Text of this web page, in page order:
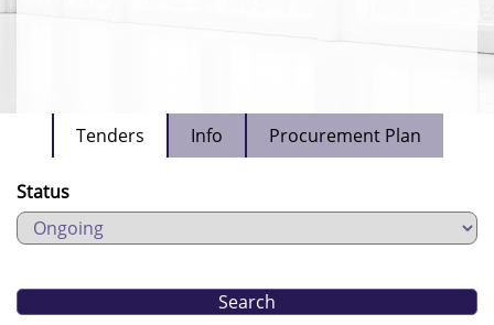
Tenders Info Procurement Plan
Status